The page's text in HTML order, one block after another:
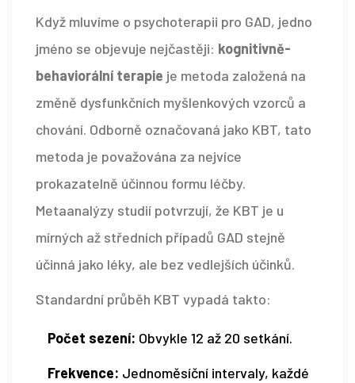
Když mluvíme o psychoterapii pro GAD, jedno
jméno se objevuje nejčastěji: kognitivně-
behaviorální terapie je metoda založená na
změně dysfunkčních myšlenkových vzorců a
chování. Odborně označovaná jako KBT, tato
metoda je považována za nejvíce
prokazatelně účinnou formu léčby.
Metaanalýzy studií potvrzují, že KBT je u
mírných až středních případů GAD stejně
účinná jako léky, ale bez vedlejších účinků.
Standardní průběh KBT vypadá takto:
Počet sezení: Obvykle 12 až 20 setkání.
Frekvence: Jednoměsíční intervaly, každé